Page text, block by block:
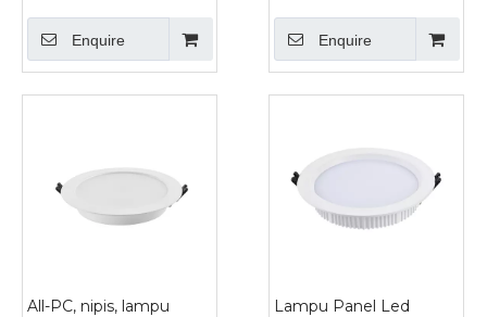
Enquire Enquire
All-PC, nipis, lampu
Lampu Panel Led